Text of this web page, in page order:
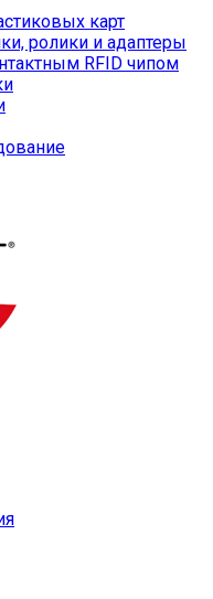
карт
ролики и адаптеры
RFID чипом